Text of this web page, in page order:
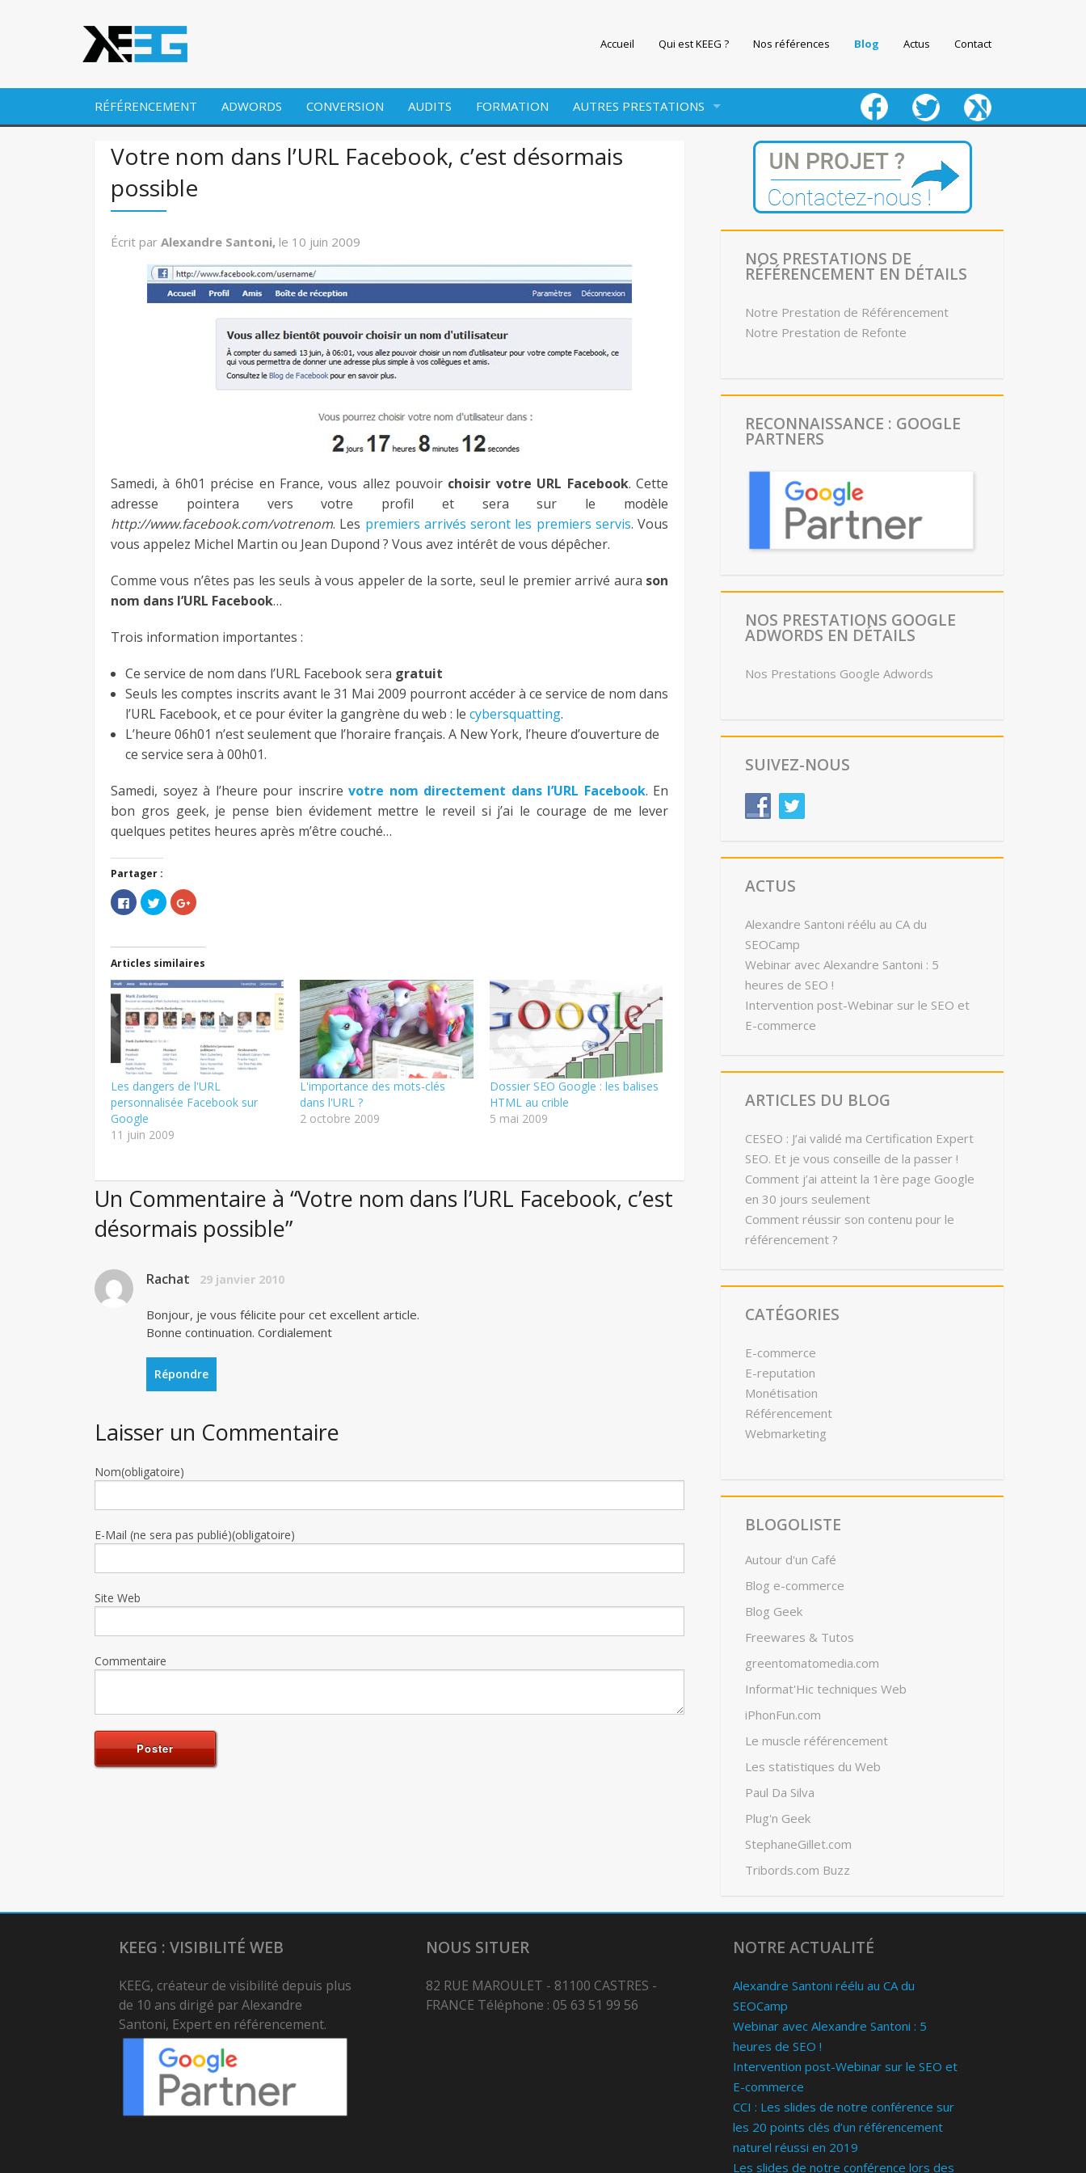
Accueil Qui est KEEG ? Nos références Blog Actus Contact
RÉFÉRENCEMENT ADWORDS CONVERSION AUDITS FORMATION AUTRES PRESTATIONS fb twitter keeg
Votre nom dans l’URL Facebook, c’est désormais
possible
Écrit par Alexandre Santoni, le 10 juin 2009
Samedi, à 6h01 précise en France, vous allez pouvoir choisir votre URL Facebook. Cette
adresse pointera vers votre profil et sera sur le modèle
http://www.facebook.com/votrenom. Les premiers arrivés seront les premiers servis. Vous
vous appelez Michel Martin ou Jean Dupond ? Vous avez intérêt de vous dépêcher.
Comme vous n’êtes pas les seuls à vous appeler de la sorte, seul le premier arrivé aura son
nom dans l’URL Facebook…
Trois information importantes :
Ce service de nom dans l’URL Facebook sera gratuit
Seuls les comptes inscrits avant le 31 Mai 2009 pourront accéder à ce service de nom dans
l’URL Facebook, et ce pour éviter la gangrène du web : le cybersquatting.
L’heure 06h01 n’est seulement que l’horaire français. A New York, l’heure d’ouverture de
ce service sera à 00h01.
Samedi, soyez à l’heure pour inscrire votre nom directement dans l’URL Facebook. En
bon gros geek, je pense bien évidement mettre le reveil si j’ai le courage de me lever
quelques petites heures après m’être couché…
Partager :
Cliquez
pour
partager
dans
une
nouvelle
fenêtre)
Cliquez
pour
partager
dans
une
nouvelle
fenêtre)
Cliquez
pour
(ouvre
une
nouvelle
fenêtre)
Articles similaires
Les dangers de l'URL
personnalisée Facebook sur
Google
11 juin 2009
L'importance des mots-clés
dans l'URL ?
2 octobre 2009
Dossier SEO Google : les balises
HTML au crible
5 mai 2009
Un Commentaire à “Votre nom dans l’URL Facebook, c’est
désormais possible”
Rachat 29 janvier 2010
Bonjour, je vous félicite pour cet excellent article.
Bonne continuation. Cordialement
Répondre
Laisser un Commentaire
Nom(obligatoire)
E-Mail (ne sera pas publié)(obligatoire)
Site Web
Commentaire
NOS PRESTATIONS DE
RÉFÉRENCEMENT EN DÉTAILS
Notre Prestation de Référencement
Notre Prestation de Refonte
RECONNAISSANCE : GOOGLE
PARTNERS
NOS PRESTATIONS GOOGLE
ADWORDS EN DÉTAILS
Nos Prestations Google Adwords
SUIVEZ-NOUS
ACTUS
Alexandre Santoni réélu au CA du
SEOCamp
Webinar avec Alexandre Santoni : 5
heures de SEO !
Intervention post-Webinar sur le SEO et
E-commerce
ARTICLES DU BLOG
CESEO : J’ai validé ma Certification Expert
SEO. Et je vous conseille de la passer !
Comment j’ai atteint la 1ère page Google
en 30 jours seulement
Comment réussir son contenu pour le
référencement ?
CATÉGORIES
E-commerce
E-reputation
Monétisation
Référencement
Webmarketing
BLOGOLISTE
Autour d'un Café
Blog e-commerce
Blog Geek
Freewares & Tutos
greentomatomedia.com
Informat'Hic techniques Web
iPhonFun.com
Le muscle référencement
Les statistiques du Web
Paul Da Silva
Plug'n Geek
StephaneGillet.com
Tribords.com Buzz
KEEG : VISIBILITÉ WEB
KEEG, créateur de visibilité depuis plus
de 10 ans dirigé par Alexandre
Santoni, Expert en référencement.
NOUS SITUER
82 RUE MAROULET - 81100 CASTRES -
FRANCE Téléphone : 05 63 51 99 56
NOTRE ACTUALITÉ
Alexandre Santoni réélu au CA du
SEOCamp
Webinar avec Alexandre Santoni : 5
heures de SEO !
Intervention post-Webinar sur le SEO et
E-commerce
CCI : Les slides de notre conférence sur
les 20 points clés d’un référencement
naturel réussi en 2019
Les slides de notre conférence lors des